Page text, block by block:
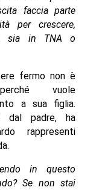
faccia parte
per crescere,
sia in TNA o
fermo non è
vuole
a sua figlia.
dal padre, ha
rappresenti
in questo
Se non stai